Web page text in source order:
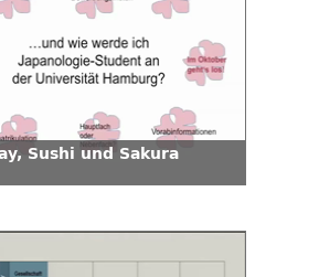
Sushi und Sakura